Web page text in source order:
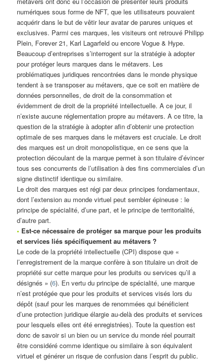
numériques sous forme de NFT, que les utilisateurs pouvaient
acquérir dans le but de vêtir leur avatar de parures uniques et
exclusives. Parmi ces marques, les visiteurs ont retrouvé Philipp
Plein, Forever 21, Karl Lagarfeld ou encore Vogue & Hype.
Beaucoup d’entreprises s’interrogent sur la stratégie à adopter
pour protéger leurs marques dans le métavers. Les
problématiques juridiques rencontrées dans le monde physique
tendent à se transposer au métavers, que ce soit en matière de
données personnelles, de droit de la consommation et
évidemment de droit de la propriété intellectuelle. A ce jour, il
n’existe aucune réglementation propre au métavers. A ce titre, la
question de la stratégie à adopter afin d’obtenir une protection
optimale de ses marques dans le métavers est cruciale. Le droit
des marques est un droit monopolistique, en ce sens que la
protection découlant de la marque permet à son titulaire d’évincer
tous ses concurrents de l’utilisation à des fins commerciales d’un
signe distinctif identique ou similaire.
Le droit des marques est régi par deux principes fondamentaux,
dont l’extension au monde virtuel peut sembler épineuse : le
principe de spécialité, d’une part, et le principe de territorialité,
d’autre part.
• Est-ce nécessaire de protéger sa marque pour les produits
et services liés spécifiquement au métavers ?
Le code de la propriété intellectuelle (CPI) dispose que «
l’enregistrement de la marque confère à son titulaire un droit de
propriété sur cette marque pour les produits ou services qu’il a
désignés » (6). En vertu du principe de spécialité, une marque
n’est protégée que pour les produits et services visés lors du
dépôt (sauf pour les marques de renommées qui bénéficient
d’une protection juridique élargie au-delà des produits et services
pour lesquels elles ont été enregistrées). Toute la question est
donc de savoir si un bien ou un service du monde réel pourrait
être considéré comme identique ou similaire à son équivalent
virtuel et générer un risque de confusion dans l’esprit du public.